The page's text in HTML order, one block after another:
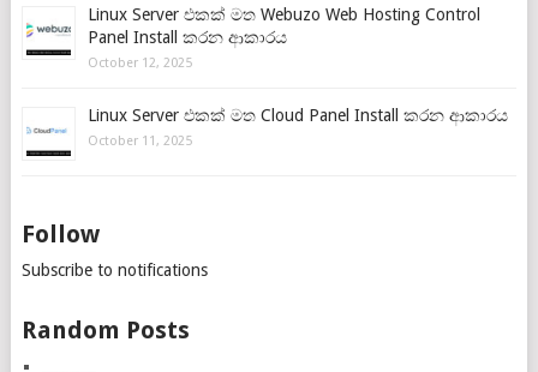
Linux Server එකක් මත Webuzo Web Hosting Control
Panel Install කරන ආකාරය
October 12, 2025
Linux Server එකක් මත Cloud Panel Install කරන ආකාරය
October 11, 2025
Follow
Subscribe to notifications
Random Posts